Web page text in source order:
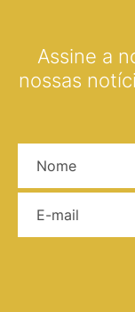
Assine a
nossas